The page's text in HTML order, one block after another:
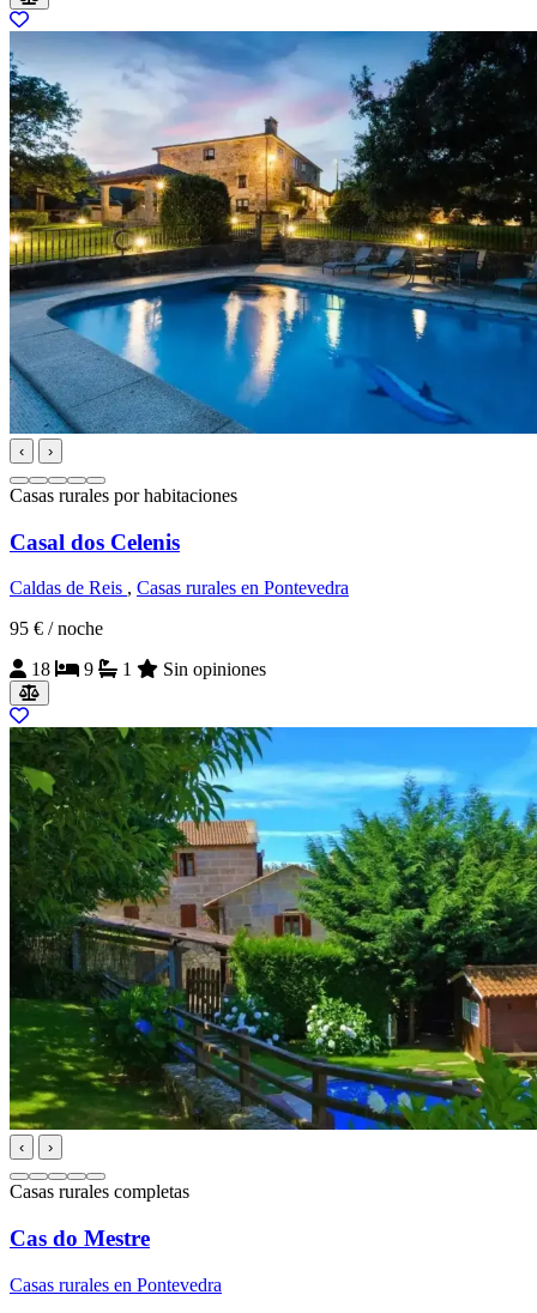
‹ ›
Casas rurales por habitaciones
Casal dos Celenis
Caldas de Reis , Casas rurales en Pontevedra
95 € / noche
18
9 1 Sin opiniones
‹ ›
Casas rurales completas
Cas do Mestre
Casas rurales en Pontevedra